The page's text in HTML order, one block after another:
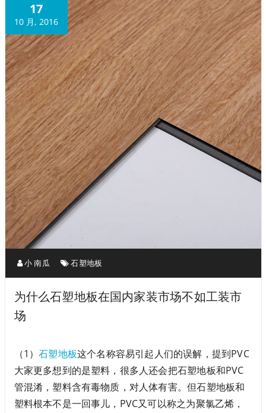
17
10 月, 2016
小 南瓜 石塑地板
为什么石塑地板在国内家装市场不如工装市
场
（1）石塑地板这个名称容易引起人们的误解，提到PVC
大家更多想到的是塑料，很多人还会把石塑地板和PVC
管混淆，塑料含有毒物质，对人体有害。但石塑地板和
塑料根本不是一回事儿，PVC又可以称之为聚氯乙烯，